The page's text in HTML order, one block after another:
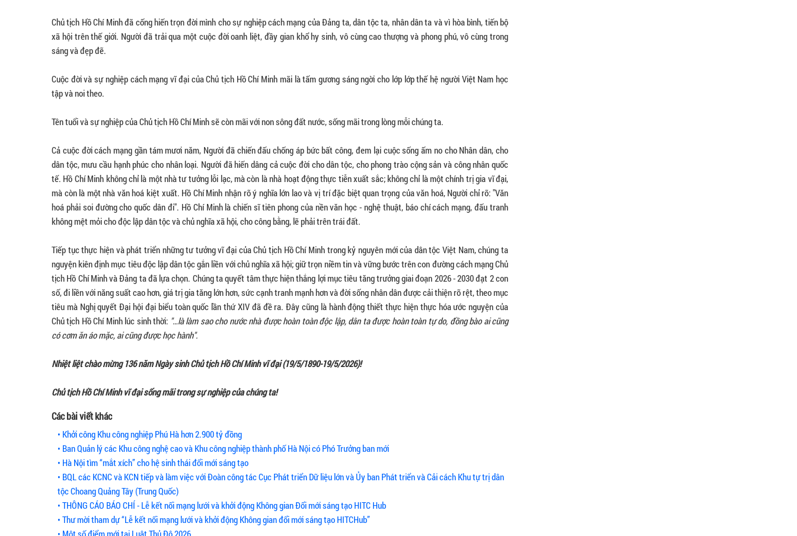
Chủ tịch Hồ Chí Minh đã cống hiến trọn đời mình cho sự nghiệp cách mạng của Đảng ta, dân tộc ta, nhân dân ta và vì hòa bình, tiến bộ
xã hội trên thế giới. Người đã trải qua một cuộc đời oanh liệt, đầy gian khổ hy sinh, vô cùng cao thượng và phong phú, vô cùng trong
sáng và đẹp đẽ.
Cuộc đời và sự nghiệp cách mạng vĩ đại của Chủ tịch Hồ Chí Minh mãi là tấm gương sáng ngời cho lớp lớp thế hệ người Việt Nam học
tập và noi theo.
Tên tuổi và sự nghiệp của Chủ tịch Hồ Chí Minh sẽ còn mãi với non sông đất nước, sống mãi trong lòng mỗi chúng ta.
Cả cuộc đời cách mạng gần tám mươi năm, Người đã chiến đấu chống áp bức bất công, đem lại cuộc sống ấm no cho Nhân dân, cho
dân tộc, mưu cầu hạnh phúc cho nhân loại. Người đã hiến dâng cả cuộc đời cho dân tộc, cho phong trào cộng sản và công nhân quốc
tế. Hồ Chí Minh không chỉ là một nhà tư tưởng lỗi lạc, mà còn là nhà hoạt động thực tiễn xuất sắc; không chỉ là một chính trị gia vĩ đại,
mà còn là một nhà văn hoá kiệt xuất. Hồ Chí Minh nhận rõ ý nghĩa lớn lao và vị trí đặc biệt quan trọng của văn hoá, Người chỉ rõ: "Văn
hoá phải soi đường cho quốc dân đi". Hồ Chí Minh là chiến sĩ tiên phong của nền văn học - nghệ thuật, báo chí cách mạng, đấu tranh
không mệt mỏi cho độc lập dân tộc và chủ nghĩa xã hội, cho công bằng, lẽ phải trên trái đất.
Tiếp tục thực hiện và phát triển những tư tưởng vĩ đại của Chủ tịch Hồ Chí Minh trong kỷ nguyên mới của dân tộc Việt Nam, chúng ta
nguyện kiên định mục tiêu độc lập dân tộc gắn liền với chủ nghĩa xã hội; giữ trọn niềm tin và vững bước trên con đường cách mạng Chủ
tịch Hồ Chí Minh và Đảng ta đã lựa chọn. Chúng ta quyết tâm thực hiện thắng lợi mục tiêu tăng trưởng giai đoạn 2026 - 2030 đạt 2 con
số, đi liền với năng suất cao hơn, giá trị gia tăng lớn hơn, sức cạnh tranh mạnh hơn và đời sống nhân dân được cải thiện rõ rệt, theo mục
tiêu mà Nghị quyết Đại hội đại biểu toàn quốc lần thứ XIV đã đề ra. Đây cũng là hành động thiết thực hiện thực hóa ước nguyện của
Chủ tịch Hồ Chí Minh lúc sinh thời: "…là làm sao cho nước nhà được hoàn toàn độc lập, dân ta được hoàn toàn tự do, đồng bào ai cũng
có cơm ăn áo mặc, ai cũng được học hành".
Nhiệt liệt chào mừng 136 năm Ngày sinh Chủ tịch Hồ Chí Minh vĩ đại (19/5/1890-19/5/2026)!
Chủ tịch Hồ Chí Minh vĩ đại sống mãi trong sự nghiệp của chúng ta!
Các bài viết khác
• Khởi công Khu công nghiệp Phú Hà hơn 2.900 tỷ đồng
• Ban Quản lý các Khu công nghệ cao và Khu công nghiệp thành phố Hà Nội có Phó Trưởng ban mới
• Hà Nội tìm “mắt xích” cho hệ sinh thái đổi mới sáng tạo
• BQL các KCNC và KCN tiếp và làm việc với Đoàn công tác Cục Phát triển Dữ liệu lớn và Ủy ban Phát triển và Cải cách Khu tự trị dân
tộc Choang Quảng Tây (Trung Quốc)
• THÔNG CÁO BÁO CHÍ - Lễ kết nối mạng lưới và khởi động Không gian Đổi mới sáng tạo HITC Hub
• Thư mời tham dự “Lễ kết nối mạng lưới và khởi động Không gian đổi mới sáng tạo HITCHub”
• Một số điểm mới tại Luật Thủ Đô 2026